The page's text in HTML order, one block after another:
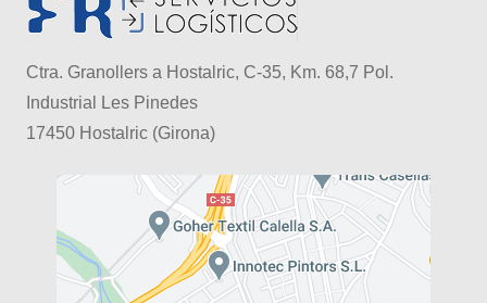
Ctra. Granollers a Hostalric, C-35, Km. 68,7 Pol.
Industrial Les Pinedes
17450 Hostalric (Girona)